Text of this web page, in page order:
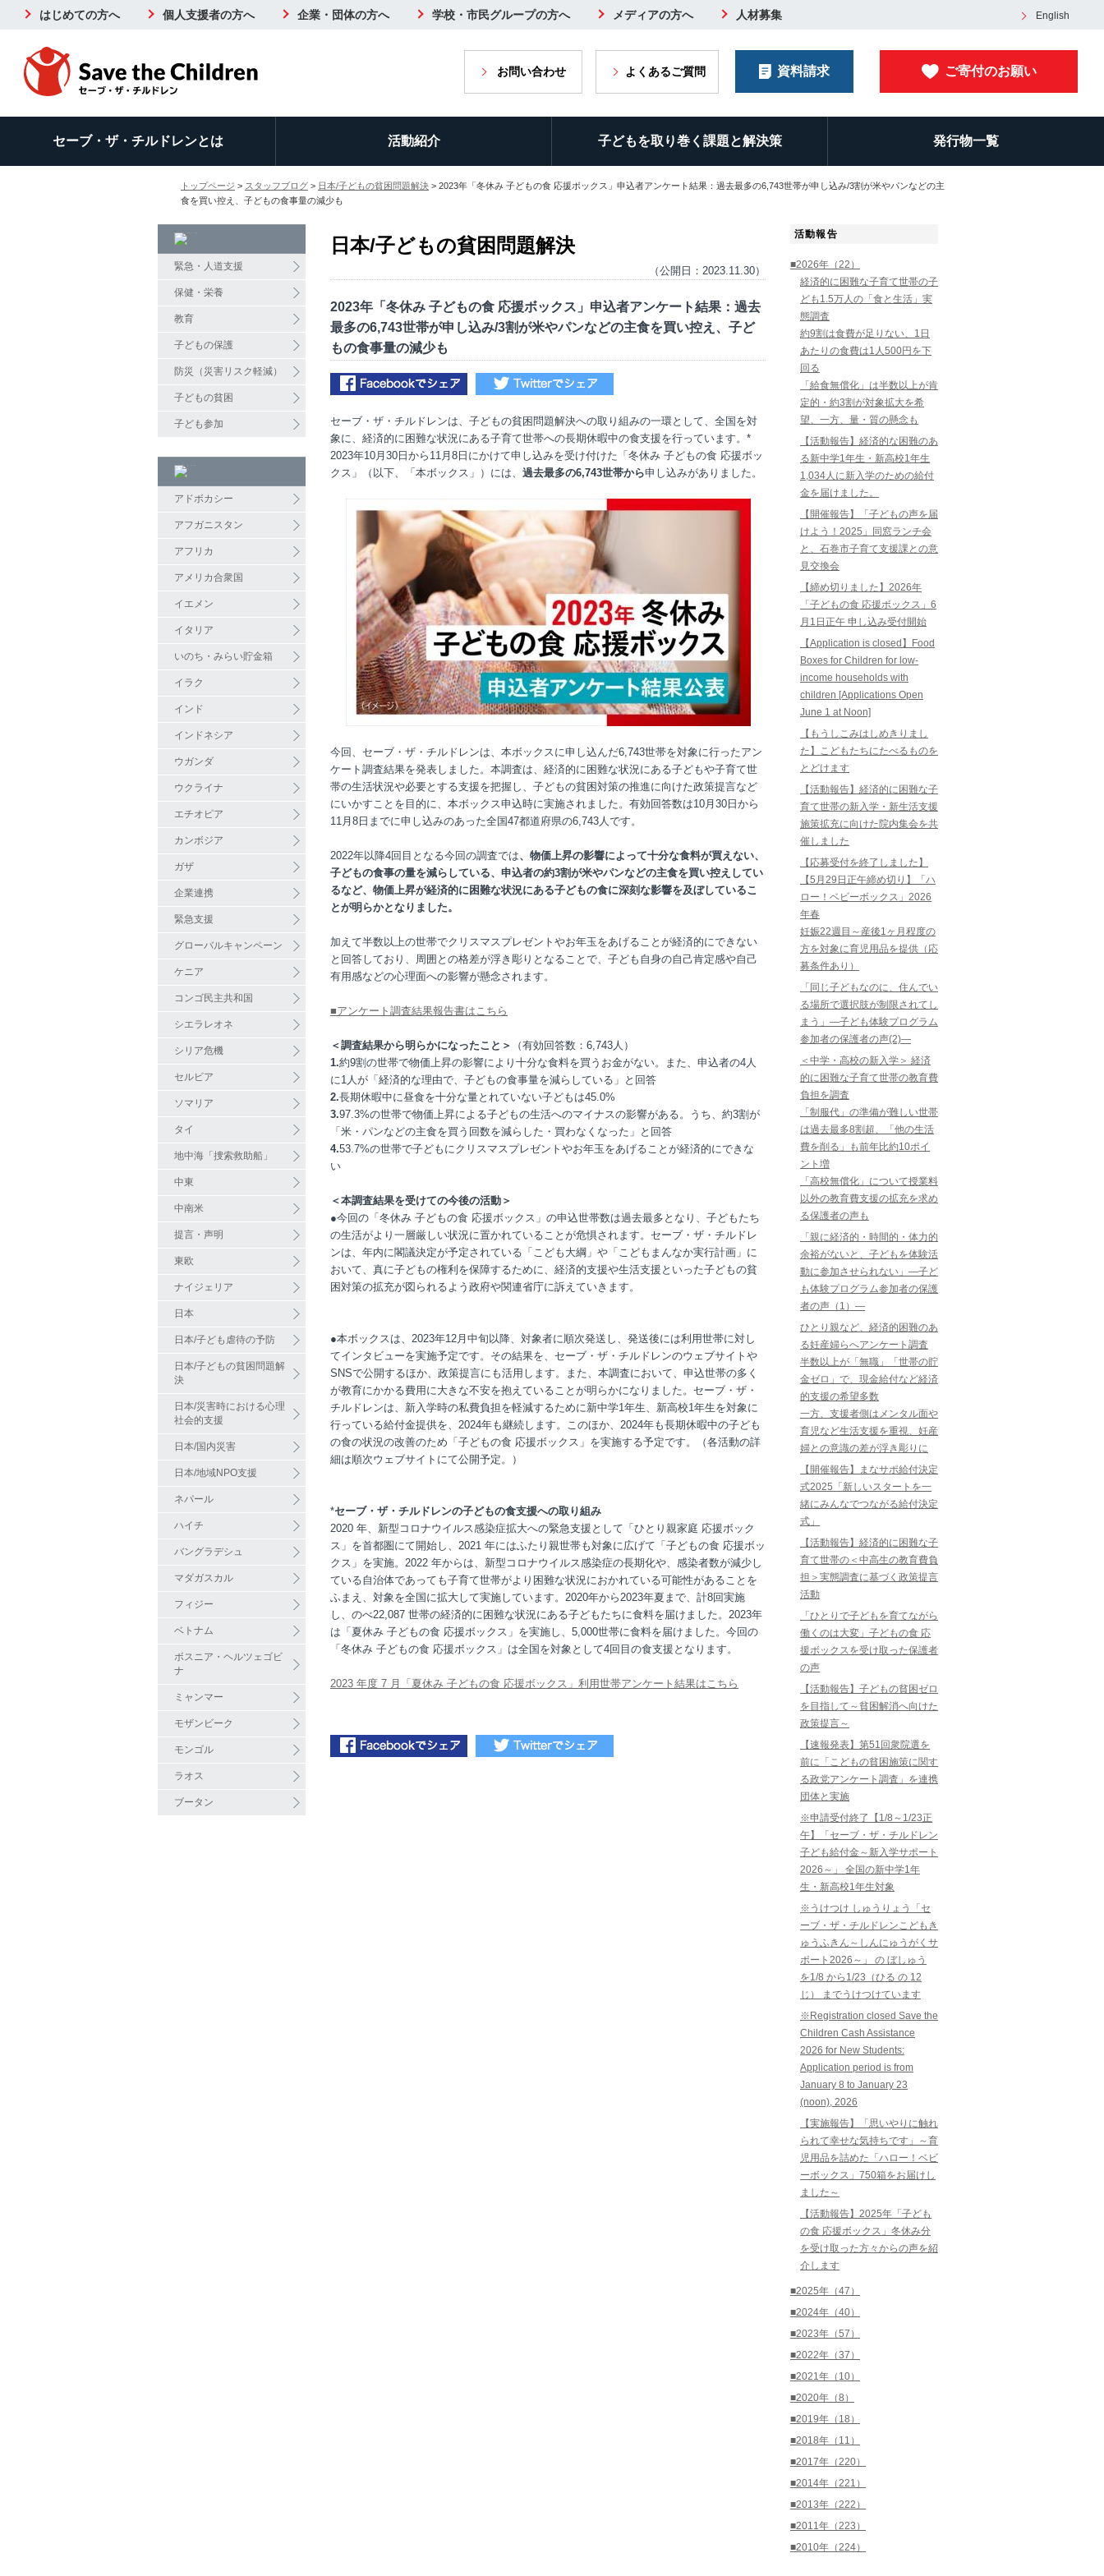
はじめての方へ 個人支援者の方へ 企業・団体の方へ 学校・市民グループの方へ メディアの方へ 人材募集 English
お問い合わせ よくあるご質問 資料請求 ご寄付のお願い
セーブ・ザ・チルドレンとは 活動紹介 子どもを取り巻く課題と解決策 発行物一覧
トップページ > スタッフブログ > 日本/子どもの貧困問題解決 > 2023年「冬休み 子どもの食 応援ボックス」申込者アンケート結果：過去最多の6,743世帯が申し込み/3割が米やパンなどの主
食を買い控え、子どもの食事量の減少も
緊急・人道支援
保健・栄養
教育
子どもの保護
防災（災害リスク軽減）
子どもの貧困
子ども参加
アドボカシー
アフガニスタン
アフリカ
アメリカ合衆国
イエメン
イタリア
いのち・みらい貯金箱
イラク
インド
インドネシア
ウガンダ
ウクライナ
エチオピア
カンボジア
ガザ
企業連携
緊急支援
グローバルキャンペーン
ケニア
コンゴ民主共和国
シエラレオネ
シリア危機
セルビア
ソマリア
タイ
地中海「捜索救助船」
中東
中南米
提言・声明
東欧
ナイジェリア
日本
日本/子ども虐待の予防
日本/子どもの貧困問題解
決
日本/災害時における心理
社会的支援
日本/国内災害
日本/地域NPO支援
ネパール
ハイチ
バングラデシュ
マダガスカル
フィジー
ベトナム
ボスニア・ヘルツェゴビ
ナ
ミャンマー
モザンビーク
モンゴル
ラオス
ブータン
日本/子どもの貧困問題解決
（公開日：2023.11.30）
2023年「冬休み 子どもの食 応援ボックス」申込者アンケート結果：過去
最多の6,743世帯が申し込み/3割が米やパンなどの主食を買い控え、子ど
もの食事量の減少も
セーブ・ザ・チルドレンは、子どもの貧困問題解決への取り組みの一環として、全国を対
象に、経済的に困難な状況にある子育て世帯への長期休暇中の食支援を行っています。*
2023年10月30日から11月8日にかけて申し込みを受け付けた「冬休み 子どもの食 応援ボッ
クス」（以下、「本ボックス」）には、 過去最多の6,743世帯から申し込みがありました。
今回、セーブ・ザ・チルドレンは、本ボックスに申し込んだ6,743世帯を対象に行ったアン
ケート調査結果を発表しました。本調査は、経済的に困難な状況にある子どもや子育て世
帯の生活状況や必要とする支援を把握し、子どもの貧困対策の推進に向けた政策提言など
にいかすことを目的に、本ボックス申込時に実施されました。有効回答数は10月30日から
11月8日までに申し込みのあった全国47都道府県の6,743人です。
2022年以降4回目となる今回の調査では、物価上昇の影響によって十分な食料が買えない、
子どもの食事の量を減らしている、申込者の約3割が米やパンなどの主食を買い控えしてい
るなど、物価上昇が経済的に困難な状況にある子どもの食に深刻な影響を及ぼしているこ
とが明らかとなりました。
加えて半数以上の世帯でクリスマスプレゼントやお年玉をあげることが経済的にできない
と回答しており、周囲との格差が浮き彫りとなることで、子ども自身の自己肯定感や自己
有用感などの心理面への影響が懸念されます。
■アンケート調査結果報告書はこちら
＜調査結果から明らかになったこと＞
（有効回答数：6,743人）
1.約9割の世帯で物価上昇の影響により十分な食料を買うお金がない。また、申込者の4人
に1人が「経済的な理由で、子どもの食事量を減らしている」と回答
2.長期休暇中に昼食を十分な量とれていない子どもは45.0%
3.97.3%の世帯で物価上昇による子どもの生活へのマイナスの影響がある。うち、約3割が
「米・パンなどの主食を買う回数を減らした・買わなくなった」と回答
4.53.7%の世帯で子どもにクリスマスプレゼントやお年玉をあげることが経済的にできな
い
＜本調査結果を受けての今後の活動＞
●今回の「冬休み 子どもの食 応援ボックス」の申込世帯数は過去最多となり、子どもたち
の生活がより一層厳しい状況に置かれていることが危惧されます。セーブ・ザ・チルドレ
ンは、年内に閣議決定が予定されている「こども大綱」や「こどもまんなか実行計画」に
おいて、真に子どもの権利を保障するために、経済的支援や生活支援といった子どもの貧
困対策の拡充が図られるよう政府や関連省庁に訴えていきます。
●本ボックスは、2023年12月中旬以降、対象者に順次発送し、発送後には利用世帯に対し
てインタビューを実施予定です。その結果を、セーブ・ザ・チルドレンのウェブサイトや
SNSで公開するほか、政策提言にも活用します。また、本調査において、申込世帯の多く
が教育にかかる費用に大きな不安を抱えていることが明らかになりました。セーブ・ザ・
チルドレンは、新入学時の私費負担を軽減するために新中学1年生、新高校1年生を対象に
行っている給付金提供を、2024年も継続します。このほか、2024年も長期休暇中の子ども
の食の状況の改善のため「子どもの食 応援ボックス」を実施する予定です。（各活動の詳
細は順次ウェブサイトにて公開予定。）
*セーブ・ザ・チルドレンの子どもの食支援への取り組み
2020 年、新型コロナウイルス感染症拡大への緊急支援として「ひとり親家庭 応援ボック
ス」を首都圏にて開始し、2021 年にはふたり親世帯も対象に広げて「子どもの食 応援ボッ
クス」を実施。2022 年からは、新型コロナウイルス感染症の長期化や、感染者数が減少し
ている自治体であっても子育て世帯がより困難な状況におかれている可能性があることを
ふまえ、対象を全国に拡大して実施しています。2020年から2023年夏まで、計8回実施
し、のべ22,087 世帯の経済的に困難な状況にある子どもたちに食料を届けました。2023年
は「夏休み 子どもの食 応援ボックス」を実施し、5,000世帯に食料を届けました。今回の
「冬休み 子どもの食 応援ボックス」は全国を対象として4回目の食支援となります。
2023 年度 7 月「夏休み 子どもの食 応援ボックス」利用世帯アンケート結果はこちら
活動報告
■2026年（22）
経済的に困難な子育て世帯の子
ども1.5万人の「食と生活」実
態調査
約9割は食費が足りない、1日
あたりの食費は1人500円を下
回る
「給食無償化」は半数以上が肯
定的・約3割が対象拡大を希
望、一方、量・質の懸念も
【活動報告】経済的な困難のあ
る新中学1年生・新高校1年生
1,034人に新入学のための給付
金を届けました。
【開催報告】「子どもの声を届
けよう！2025」同窓ランチ会
と、石巻市子育て支援課との意
見交換会
【締め切りました】2026年
「子どもの食 応援ボックス」6
月1日正午 申し込み受付開始
【Application is closed】Food
Boxes for Children for low-
income households with
children [Applications Open
June 1 at Noon]
【もうしこみはしめきりまし
た】こどもたちにたべるものを
とどけます
【活動報告】経済的に困難な子
育て世帯の新入学・新生活支援
施策拡充に向けた院内集会を共
催しました
【応募受付を終了しました】
【5月29日正午締め切り】「ハ
ロー！ベビーボックス」2026
年春
妊娠22週目～産後1ヶ月程度の
方を対象に育児用品を提供（応
募条件あり）
「同じ子どもなのに、住んでい
る場所で選択肢が制限されてし
まう」―子ども体験プログラム
参加者の保護者の声(2)―
＜中学・高校の新入学＞ 経済
的に困難な子育て世帯の教育費
負担を調査
「制服代」の準備が難しい世帯
は過去最多8割超、「他の生活
費を削る」も前年比約10ポイ
ント増
「高校無償化」について授業料
以外の教育費支援の拡充を求め
る保護者の声も
「親に経済的・時間的・体力的
余裕がないと、子どもを体験活
動に参加させられない」―子ど
も体験プログラム参加者の保護
者の声（1）―
ひとり親など、経済的困難のあ
る妊産婦らへアンケート調査
半数以上が「無職」「世帯の貯
金ゼロ」で、現金給付など経済
的支援の希望多数
一方、支援者側はメンタル面や
育児など生活支援を重視、妊産
婦との意識の差が浮き彫りに
【開催報告】まなサポ給付決定
式2025「新しいスタートを一
緒にみんなでつながる給付決定
式」
【活動報告】経済的に困難な子
育て世帯の＜中高生の教育費負
担＞実態調査に基づく政策提言
活動
「ひとりで子どもを育てながら
働くのは大変」子どもの食 応
援ボックスを受け取った保護者
の声
【活動報告】子どもの貧困ゼロ
を目指して～貧困解消へ向けた
政策提言～
【速報発表】第51回衆院選を
前に「こどもの貧困施策に関す
る政党アンケート調査」を連携
団体と実施
※申請受付終了【1/8～1/23正
午】「セーブ・ザ・チルドレン
子ども給付金～新入学サポート
2026～」 全国の新中学1年
生・新高校1年生対象
※うけつけ しゅうりょう「セ
ーブ・ザ・チルドレンこどもき
ゅうふきん～しんにゅうがくサ
ポート2026～」 の ぼしゅう
を1/8 から1/23（ひる の 12
じ） までうけつけています
※Registration closed Save the
Children Cash Assistance
2026 for New Students:
Application period is from
January 8 to January 23
(noon), 2026
【実施報告】「思いやりに触れ
られて幸せな気持ちです」～育
児用品を詰めた「ハロー！ベビ
ーボックス」750箱をお届けし
ました～
【活動報告】2025年「子ども
の食 応援ボックス」冬休み分
を受け取った方々からの声を紹
介します
■2025年（47）
■2024年（40）
■2023年（57）
■2022年（37）
■2021年（10）
■2020年（8）
■2019年（18）
■2018年（11）
■2017年（220）
■2014年（221）
■2013年（222）
■2011年（223）
■2010年（224）